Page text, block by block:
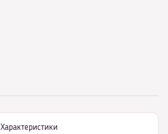
Характеристики